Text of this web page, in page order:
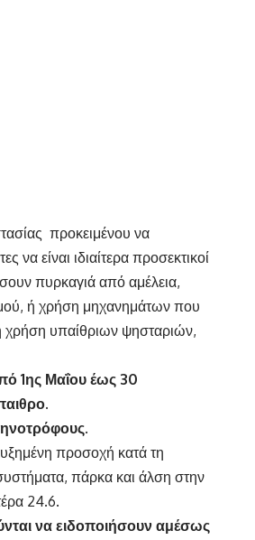
προκειμένου να
να είναι ιδιαίτερα προσεκτικοί
πυρκαγιά από αμέλεια,
ή χρήση μηχανημάτων που
υπαίθριων ψησταριών,
1ης Μαΐου έως 30
.
προσοχή κατά τη
πάρκα και άλση στην
24.6.
να ειδοποιήσουν αμέσως